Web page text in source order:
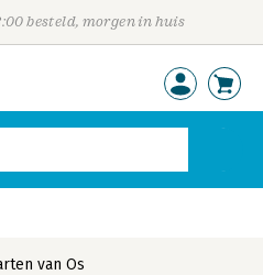
besteld, morgen in huis
van Os